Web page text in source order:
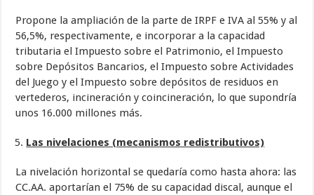
Propone la ampliación de la parte de IRPF e IVA al 55% y al
56,5%, respectivamente, e incorporar a la capacidad
tributaria el Impuesto sobre el Patrimonio, el Impuesto
sobre Depósitos Bancarios, el Impuesto sobre Actividades
del Juego y el Impuesto sobre depósitos de residuos en
vertederos, incineración y coincineración, lo que supondría
unos 16.000 millones más.
Las nivelaciones (mecanismos redistributivos)
La nivelación horizontal se quedaría como hasta ahora: las
CC.AA. aportarían el 75% de su capacidad discal, aunque el